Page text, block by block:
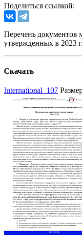
Поделиться ссылкой:
Перечень документов
утвержденных в 2023 г.
Скачать
International_107